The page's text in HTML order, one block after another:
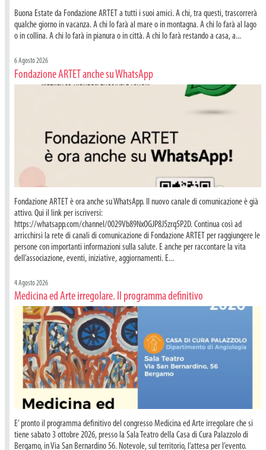
Buona Estate da Fondazione ARTET a tutti i suoi amici. A chi, tra questi, trascorrerà
qualche giorno in vacanza. A chi lo farà al mare o in montagna. A chi lo farà al lago
o in collina. A chi lo farà in pianura o in città. A chi lo farà restando a casa, a...
6 Agosto 2026
Fondazione ARTET anche su WhatsApp
Fondazione ARTET è ora anche su WhatsApp. Il nuovo canale di comunicazione è già
attivo. Qui il link per iscriversi:
https://whatsapp.com/channel/0029Vb89NxOGJP8J5zrq5P2D. Continua così ad
arricchirsi la rete di canali di comunicazione di Fondazione ARTET per raggiungere le
persone con importanti informazioni sulla salute. E anche per raccontare la vita
dell’associazione, eventi, iniziative, aggiornamenti. E...
4 Agosto 2026
Medicina ed Arte irregolare. Il programma definitivo
E’ pronto il programma definitivo del congresso Medicina ed Arte irregolare che si
tiene sabato 3 ottobre 2026, presso la Sala Teatro della Casa di Cura Palazzolo di
Bergamo, in Via San Bernardino 56. Notevole, sul territorio, l’attesa per l’evento.